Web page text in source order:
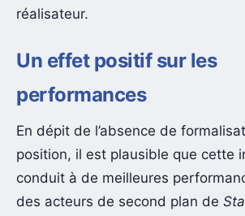
réalisateur.
Un effet positif sur les
performances
En dépit de l’absence de
position, il est plausible que cette
conduit à de meilleures
des acteurs de second plan de